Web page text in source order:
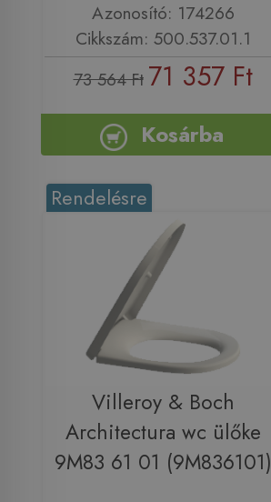
Azonosító: 174266
Cikkszám: 500.537.01.1
73 564 Ft 71 357 Ft
Kosárba
Rendelésre
Villeroy & Boch
Architectura wc ülőke
9M83 61 01 (9M836101)